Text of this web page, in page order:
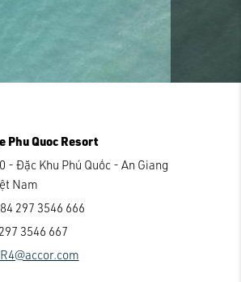
Phu Quoc Resort
- Đặc Khu Phú Quốc - An Giang
Nam
297 3546 666
3546 667